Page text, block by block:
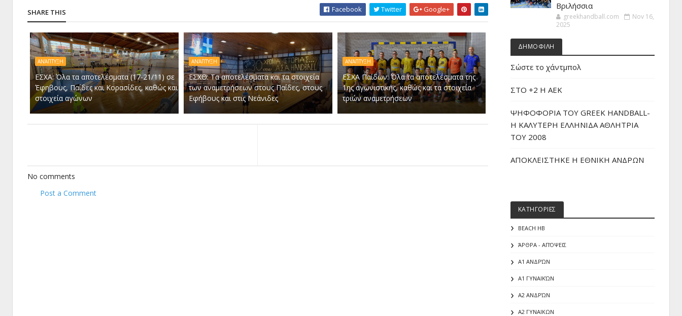
SHARE THIS Facebook Twitter Google+
ΑΝΆΠΤΥΞΗ
ΕΣΧΑ: Όλα τα αποτελέσματα (17-21/11) σε
Έφηβους, Παίδες και Κορασίδες, καθώς και
στοιχεία αγώνων
ΑΝΆΠΤΥΞΗ
ΕΣΧΘ: Τα αποτελέσματα και τα στοιχεία
των αναμετρήσεων στους Παίδες, στους
Εφήβους και στις Νεάνιδες
ΑΝΆΠΤΥΞΗ
ΕΣΧΑ Παίδων: Όλα τα αποτελέσματα της
1ης αγωνιστικής, καθώς και τα στοιχεία
τριών αναμετρήσεων
No comments
Post a Comment
Βριλήσσια
greekhandball.com
Nov 16,
2025
ΔΗΜΟΦΙΛΗ
Σώστε το χάντμπολ
ΣΤΟ +2 Η ΑΕΚ
ΨΗΦΟΦΟΡΙΑ ΤΟΥ GREEK HANDBALL-
H ΚΑΛΥΤΕΡΗ ΕΛΛΗΝΙΔΑ ΑΘΛΗΤΡΙΑ
ΤΟΥ 2008
ΑΠΟΚΛΕΙΣΤΗΚΕ Η ΕΘΝΙΚΗ ΑΝΔΡΩΝ
ΚΑΤΗΓΟΡΙΕΣ
BEACH HB
ΆΡΘΡΑ - ΑΠΌΨΕΙΣ
Α1 ΑΝΔΡΏΝ
Α1 ΓΥΝΑΙΚΏΝ
Α2 ΑΝΔΡΏΝ
Α2 ΓΥΝΑΙΚΩΝ